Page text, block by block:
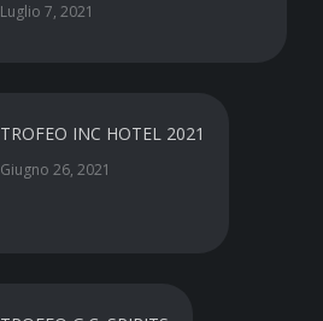
Luglio 7, 2021
TROFEO INC HOTEL 2021
Giugno 26, 2021